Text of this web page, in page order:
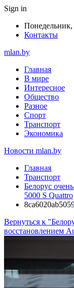
Sign in
Понедельник,
Контакты
mlan.by
Главная
В мире
Интересное
Общество
Разное
Спорт
Транспорт
Экономика
Новости mlan.by
Главная
Транспорт
Белорус
5000 S Quattro
Вернуться к
восстановлением